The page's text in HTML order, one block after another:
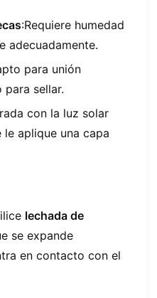
:Requiere humedad
adecuadamente.
para unión
sellar.
con la luz solar
aplique una capa
lechada de
se expande
en contacto con el